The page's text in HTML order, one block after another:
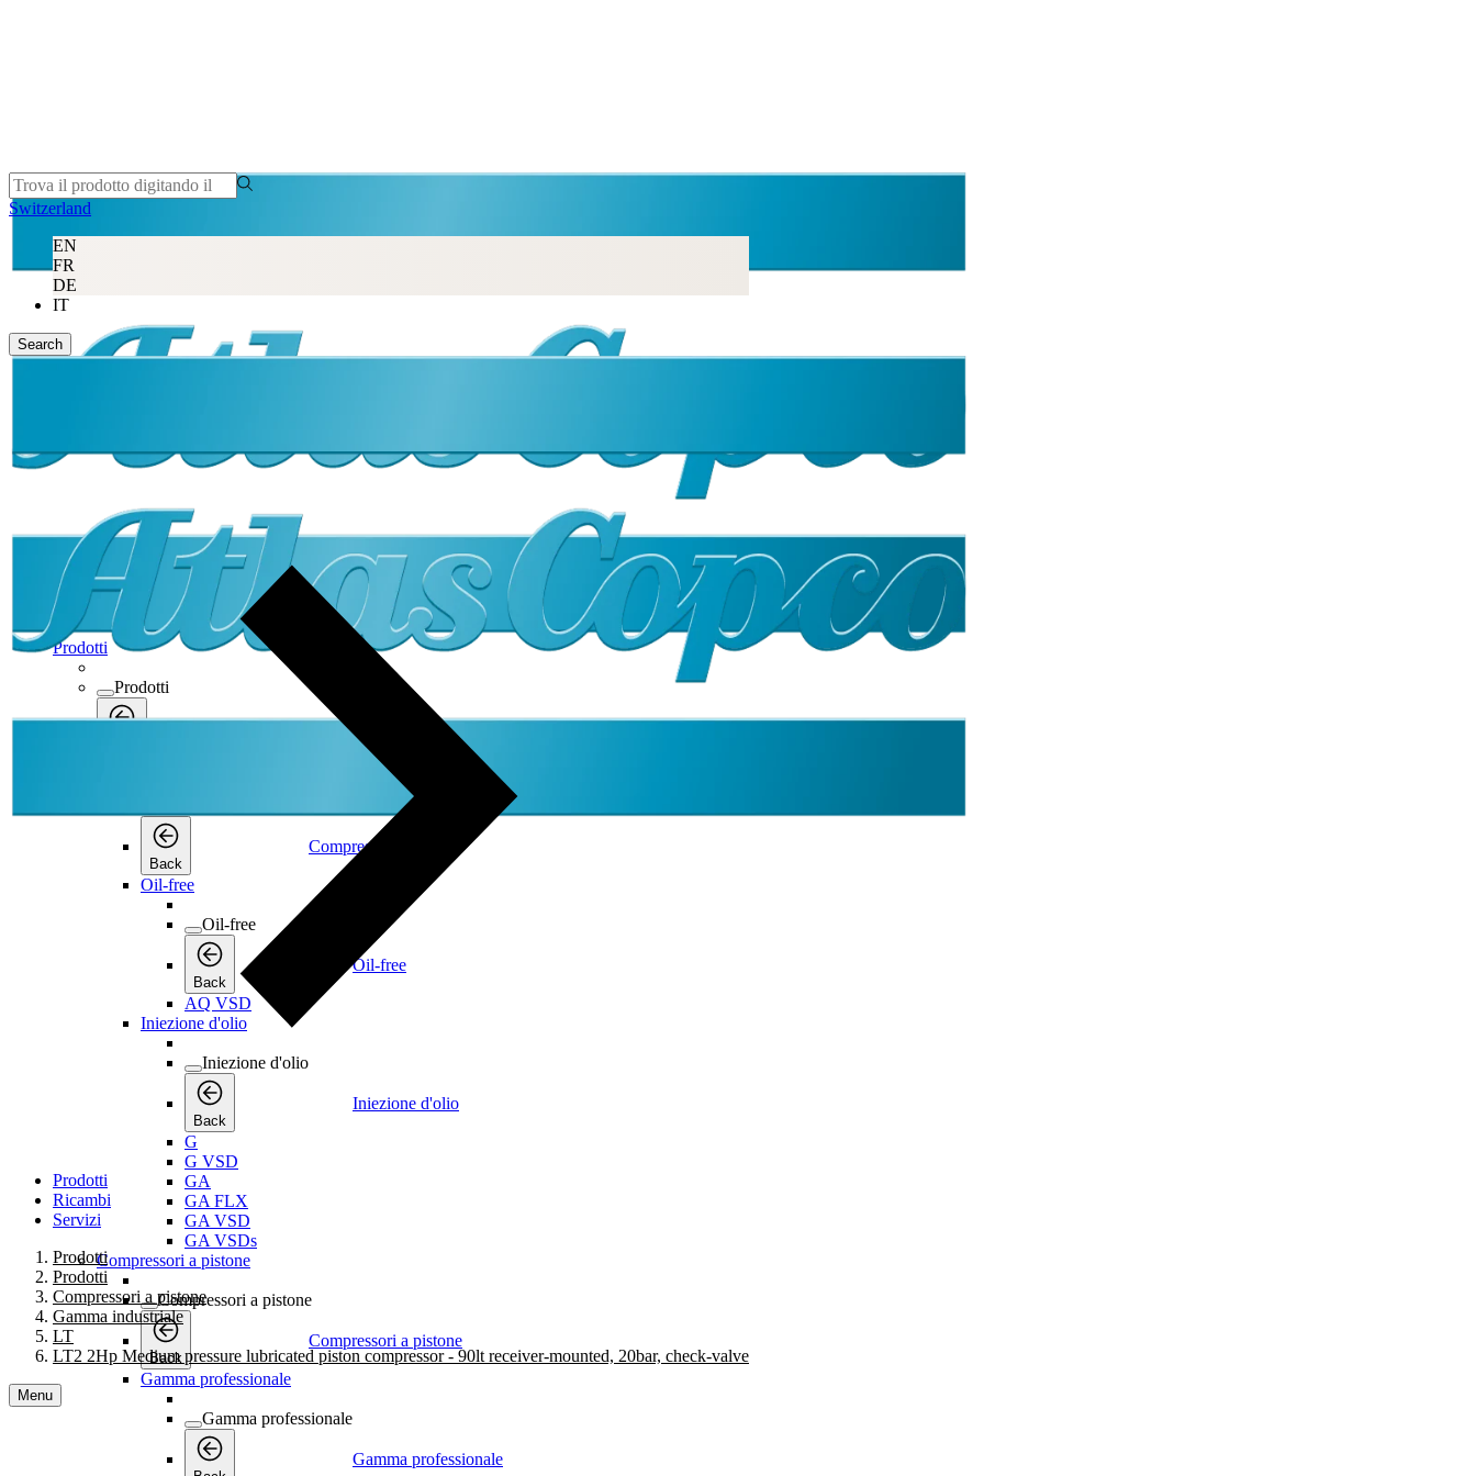
Switzerland
EN
FR
DE
IT
Search
Prodotti
Ricambi
Servizi
Prodotti
Prodotti
Compressori a pistone
Gamma industriale
LT
LT2 2Hp Medium pressure lubricated piston compressor - 90lt receiver-mounted, 20bar, check-valve
Menu
Prodotti
Prodotti
Prodotti
Back
Compressori a vite
Oil-free
Oil-free
Back
Oil-free
AQ VSD
Iniezione d'olio
Iniezione d'olio
Back
Iniezione d'olio
G
G VSD
GA
GA FLX
GA VSD
GA VSDs
Compressori a pistone
Compressori a pistone
Back
Compressori a pistone
Gamma professionale
Gamma professionale
Gamma professionale